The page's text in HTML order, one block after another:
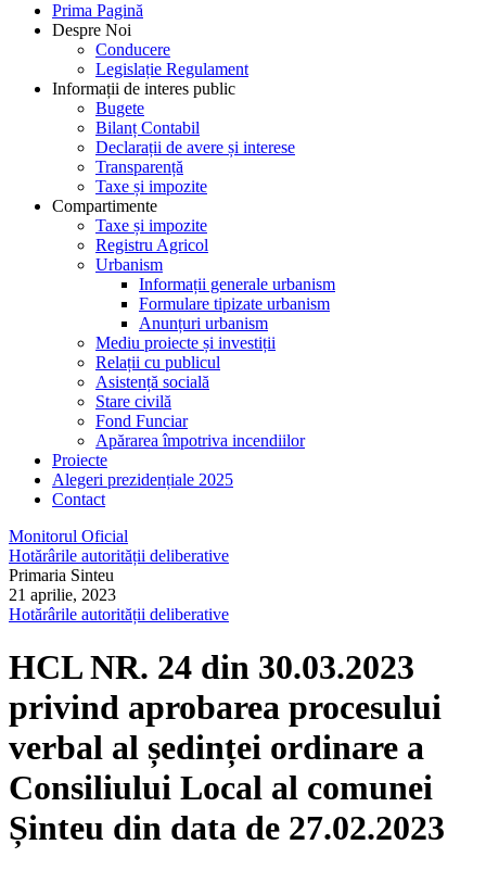
Prima Pagină
Despre Noi
Conducere
Legislație Regulament
Informații de interes public
Bugete
Bilanț Contabil
Declarații de avere și interese
Transparență
Taxe și impozite
Compartimente
Taxe și impozite
Registru Agricol
Urbanism
Informații generale urbanism
Formulare tipizate urbanism
Anunțuri urbanism
Mediu proiecte și investiții
Relații cu publicul
Asistență socială
Stare civilă
Fond Funciar
Apărarea împotriva incendiilor
Proiecte
Alegeri prezidențiale 2025
Contact
Monitorul Oficial
Hotărârile autorității deliberative
Primaria Sinteu
21 aprilie, 2023
Hotărârile autorității deliberative
HCL NR. 24 din 30.03.2023
privind aprobarea procesului
verbal al ședinței ordinare a
Consiliului Local al comunei
Șinteu din data de 27.02.2023